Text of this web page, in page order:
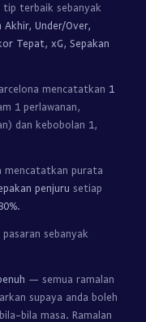
tip terbaik sebanyak
Akhir, Under/Over,
Tepat, xG, Sepakan
mencatatkan 1
1 perlawanan,
dan kebobolan 1,
mencatatkan purata
penjuru setiap
.
sebanyak
— semua ramalan
supaya anda boleh
bila masa. Ramalan